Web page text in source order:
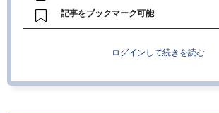
記事をブックマーク可能
ログインして続きを読む